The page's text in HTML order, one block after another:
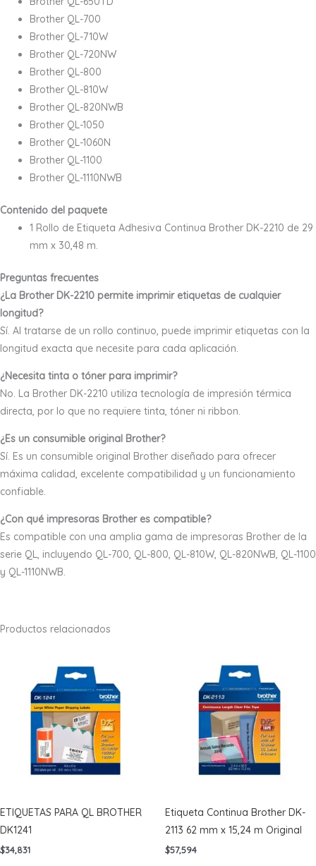
Brother QL-700
Brother QL-710W
Brother QL-720NW
Brother QL-800
Brother QL-810W
Brother QL-820NWB
Brother QL-1050
Brother QL-1060N
Brother QL-1100
Brother QL-1110NWB
Contenido del paquete
1 Rollo de Etiqueta Adhesiva Continua Brother DK-2210 de 29
mm x 30,48 m.
Preguntas frecuentes
¿La Brother DK-2210 permite imprimir etiquetas de cualquier
longitud?
Sí. Al tratarse de un rollo continuo, puede imprimir etiquetas con la
longitud exacta que necesite para cada aplicación.
¿Necesita tinta o tóner para imprimir?
No. La Brother DK-2210 utiliza tecnología de impresión térmica
directa, por lo que no requiere tinta, tóner ni ribbon.
¿Es un consumible original Brother?
Sí. Es un consumible original Brother diseñado para ofrecer
máxima calidad, excelente compatibilidad y un funcionamiento
confiable.
¿Con qué impresoras Brother es compatible?
Es compatible con una amplia gama de impresoras Brother de la
serie QL, incluyendo QL-700, QL-800, QL-810W, QL-820NWB, QL-1100
y QL-1110NWB.
Productos relacionados
ETIQUETAS PARA QL BROTHER
DK1241
$34,831
Etiqueta Continua Brother DK-
2113 62 mm x 15,24 m Original
$57,594